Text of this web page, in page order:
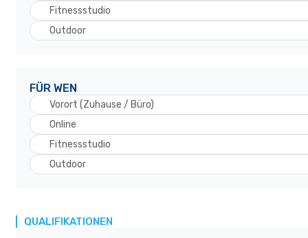
Fitnessstudio
Outdoor
FÜR WEN
Vorort (Zuhause / Büro)
Online
Fitnessstudio
Outdoor
QUALIFIKATIONEN